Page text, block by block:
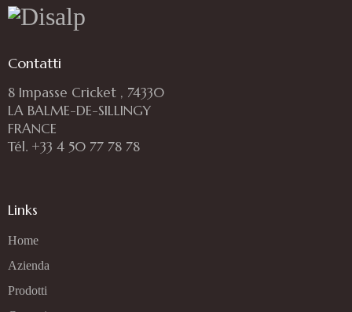
Contatti
8 Impasse Cricket , 74330
LA BALME-DE-SILLINGY
FRANCE
Tél. +33 4 50 77 78 78
Links
Home
Azienda
Prodotti